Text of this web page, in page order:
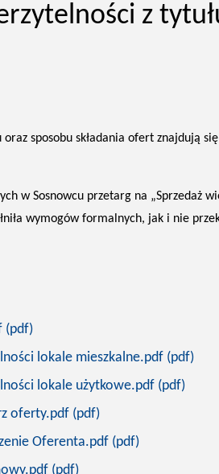
z
sposobu składania ofert znajdują
w Sosnowcu przetarg na „Sprzedaż
wymogów formalnych, jak i nie
(pdf)
lokale mieszkalne.pdf (pdf)
lokale użytkowe.pdf (pdf)
oferty.pdf (pdf)
Oferenta.pdf (pdf)
(pdf)